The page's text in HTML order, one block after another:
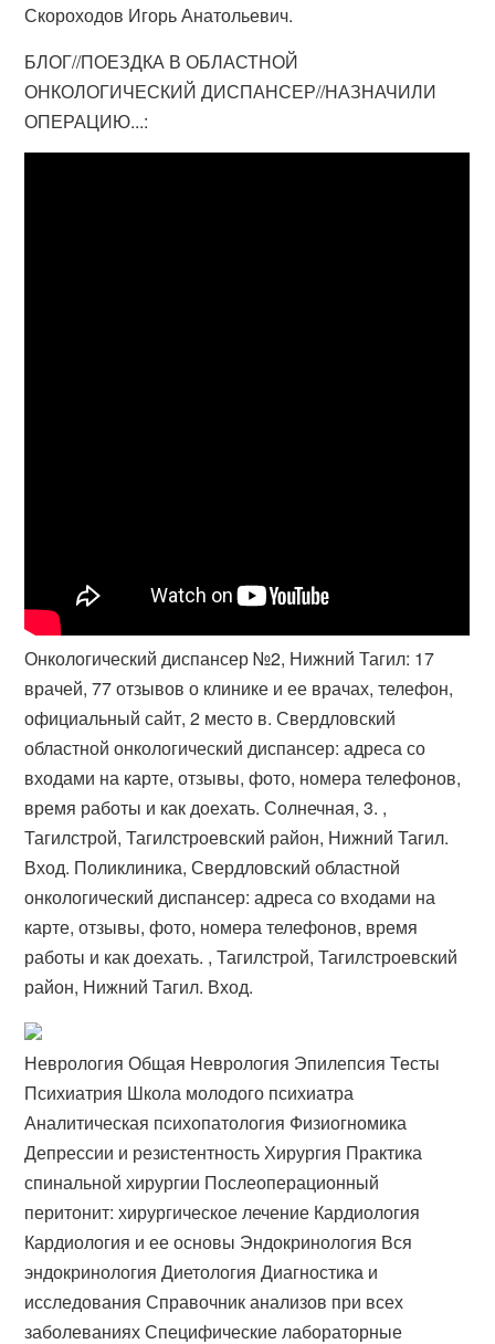
Скороходов Игорь Анатольевич.
БЛОГ//ПОЕЗДКА В ОБЛАСТНОЙ
ОНКОЛОГИЧЕСКИЙ ДИСПАНСЕР//НАЗНАЧИЛИ
ОПЕРАЦИЮ...:
Онкологический диспансер №2, Нижний Тагил: 17
врачей, 77 отзывов о клинике и ее врачах, телефон,
официальный сайт, 2 место в. Свердловский
областной онкологический диспансер: адреса со
входами на карте, отзывы, фото, номера телефонов,
время работы и как доехать. Солнечная, 3. ,
Тагилстрой, Тагилстроевский район, Нижний Тагил.
Вход. Поликлиника, Свердловский областной
онкологический диспансер: адреса со входами на
карте, отзывы, фото, номера телефонов, время
работы и как доехать. , Тагилстрой, Тагилстроевский
район, Нижний Тагил. Вход.
Неврология Общая Неврология Эпилепсия Тесты
Психиатрия Школа молодого психиатра
Аналитическая психопатология Физиогномика
Депрессии и резистентность Хирургия Практика
спинальной хирургии Послеоперационный
перитонит: хирургическое лечение Кардиология
Кардиология и ее основы Эндокринология Вся
эндокринология Диетология Диагностика и
исследования Справочник анализов при всех
заболеваниях Специфические лабораторные